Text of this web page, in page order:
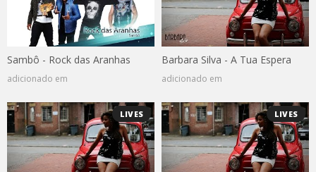
Sambô - Rock das Aranhas
adicionado em
Barbara Silva - A Tua Espera
adicionado em
LIVES LIVES